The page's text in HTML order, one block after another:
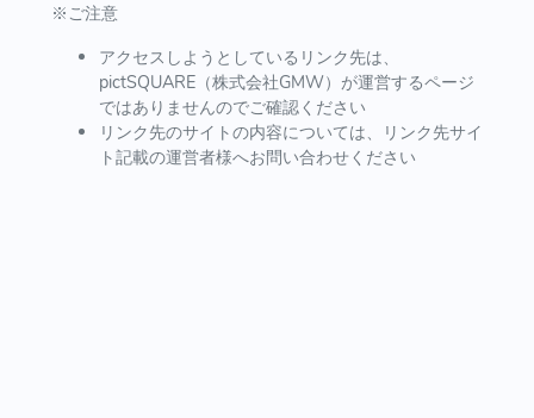
※ご注意
アクセスしようとしているリンク先は、
pictSQUARE（株式会社GMW）が運営するページ
ではありませんのでご確認ください
リンク先のサイトの内容については、リンク先サイ
ト記載の運営者様へお問い合わせください